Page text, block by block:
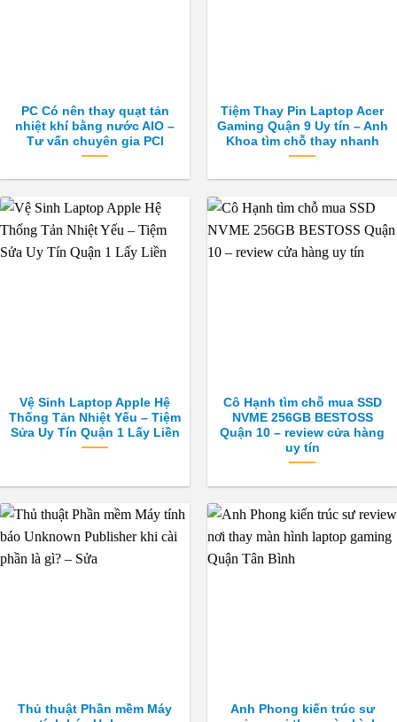
PC Có nên thay quạt tản
nhiệt khí bằng nước AIO –
Tư vấn chuyên gia PCI
Tiệm Thay Pin Laptop Acer
Gaming Quận 9 Uy tín – Anh
Khoa tìm chỗ thay nhanh
Vệ Sinh Laptop Apple Hệ
Thống Tản Nhiệt Yếu – Tiệm
Sửa Uy Tín Quận 1 Lấy Liền
Cô Hạnh tìm chỗ mua SSD
NVME 256GB BESTOSS
Quận 10 – review cửa hàng
uy tín
Thủ thuật Phần mềm Máy
Anh Phong kiến trúc sư